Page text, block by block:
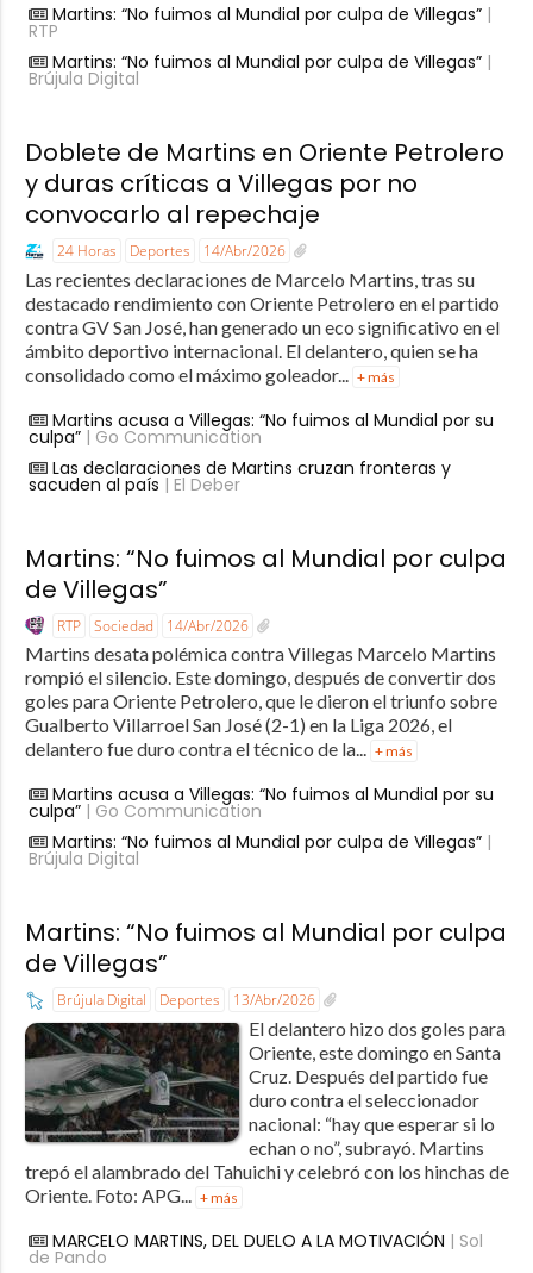
Martins: “No fuimos al Mundial por culpa de Villegas”|
RTP
Martins: “No fuimos al Mundial por culpa de Villegas”|
Brújula Digital
Doblete de Martins en Oriente Petrolero
y duras críticas a Villegas por no
convocarlo al repechaje
24 Horas Deportes 14/Abr/2026
Las recientes declaraciones de Marcelo Martins, tras su
destacado rendimiento con Oriente Petrolero en el partido
contra GV San José, han generado un eco significativo en el
ámbito deportivo internacional. El delantero, quien se ha
consolidado como el máximo goleador...
+ más
Martins acusa a Villegas: “No fuimos al Mundial por su
culpa”| Go Communication
Las declaraciones de Martins cruzan fronteras y
sacuden al país | El Deber
Martins: “No fuimos al Mundial por culpa
de Villegas”
RTP Sociedad 14/Abr/2026
Martins desata polémica contra Villegas Marcelo Martins
rompió el silencio. Este domingo, después de convertir dos
goles para Oriente Petrolero, que le dieron el triunfo sobre
Gualberto Villarroel San José (2-1) en la Liga 2026, el
delantero fue duro contra el técnico de la... + más
Martins acusa a Villegas: “No fuimos al Mundial por su
culpa”| Go Communication
Martins: “No fuimos al Mundial por culpa de Villegas”|
Brújula Digital
Martins: “No fuimos al Mundial por culpa
de Villegas”
Brújula Digital Deportes 13/Abr/2026
El delantero hizo dos goles para
Oriente, este domingo en Santa
Cruz. Después del partido fue
duro contra el seleccionador
nacional: “hay que esperar si lo
echan o no”, subrayó. Martins
trepó el alambrado del Tahuichi y celebró con los hinchas de
Oriente. Foto: APG... + más
MARCELO MARTINS, DEL DUELO A LA MOTIVACIÓN | Sol
de Pando